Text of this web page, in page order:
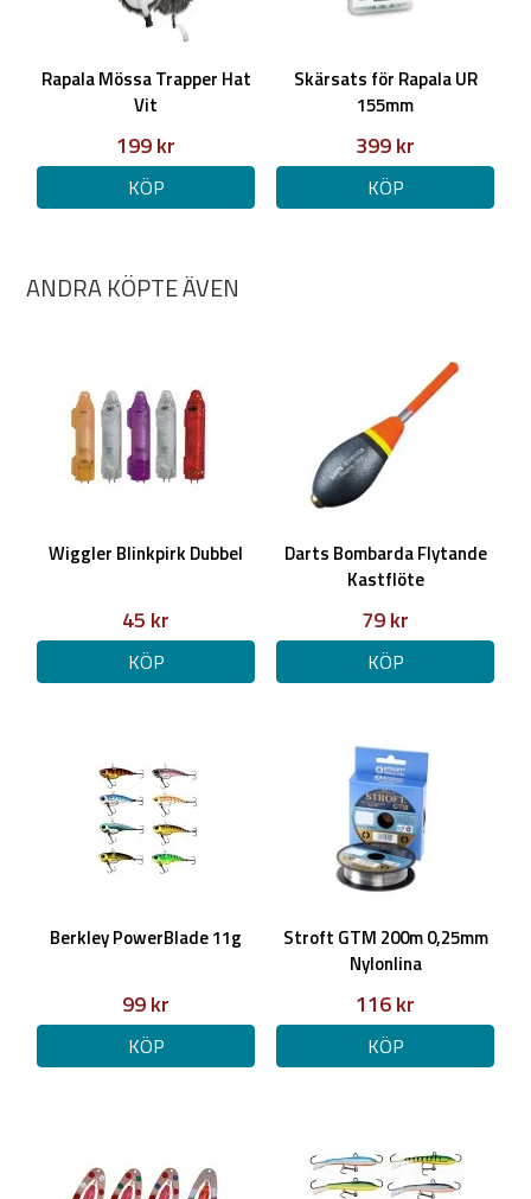
Rapala Mössa Trapper Hat
Vit
199 kr
KÖP
Skärsats för Rapala UR
155mm
399 kr
KÖP
ANDRA KÖPTE ÄVEN
Wiggler Blinkpirk Dubbel
45 kr
KÖP
Darts Bombarda Flytande
Kastflöte
79 kr
KÖP
Berkley PowerBlade 11g
99 kr
KÖP
Stroft GTM 200m 0,25mm
Nylonlina
116 kr
KÖP